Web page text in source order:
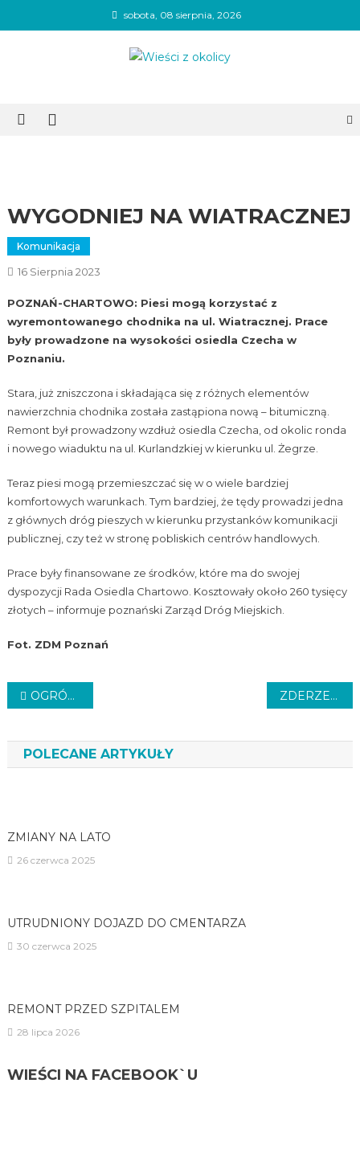
to
sobota, 08 sierpnia, 2026
WYGODNIEJ NA WIATRACZNEJ
Komunikacja
16 Sierpnia 2023
POZNAŃ-CHARTOWO: Piesi mogą korzystać z
wyremontowanego chodnika na ul. Wiatracznej. Prace
były prowadzone na wysokości osiedla Czecha w
Poznaniu.
Stara, już zniszczona i składająca się z różnych elementów
nawierzchnia chodnika została zastąpiona nową – bitumiczną.
Remont był prowadzony wzdłuż osiedla Czecha, od okolic ronda
i nowego wiaduktu na ul. Kurlandzkiej w kierunku ul. Żegrze.
Teraz piesi mogą przemieszczać się w o wiele bardziej
komfortowych warunkach. Tym bardziej, że tędy prowadzi jedna
z głównych dróg pieszych w kierunku przystanków komunikacji
publicznej, czy też w stronę pobliskich centrów handlowych.
Prace były finansowane ze środków, które ma do swojej
dyspozycji Rada Osiedla Chartowo. Kosztowały około 260 tysięcy
złotych – informuje poznański Zarząd Dróg Miejskich.
Fot. ZDM Poznań
Nawigacja
OGRÓDEK EKOLOGICZNY ZDERZENIE I POŻAR
POLECANE ARTYKUŁY
ZMIANY NA LATO
26 czerwca 2025
UTRUDNIONY DOJAZD DO CMENTARZA
30 czerwca 2025
REMONT PRZED SZPITALEM
28 lipca 2026
WIEŚCI NA FACEBOOK`U